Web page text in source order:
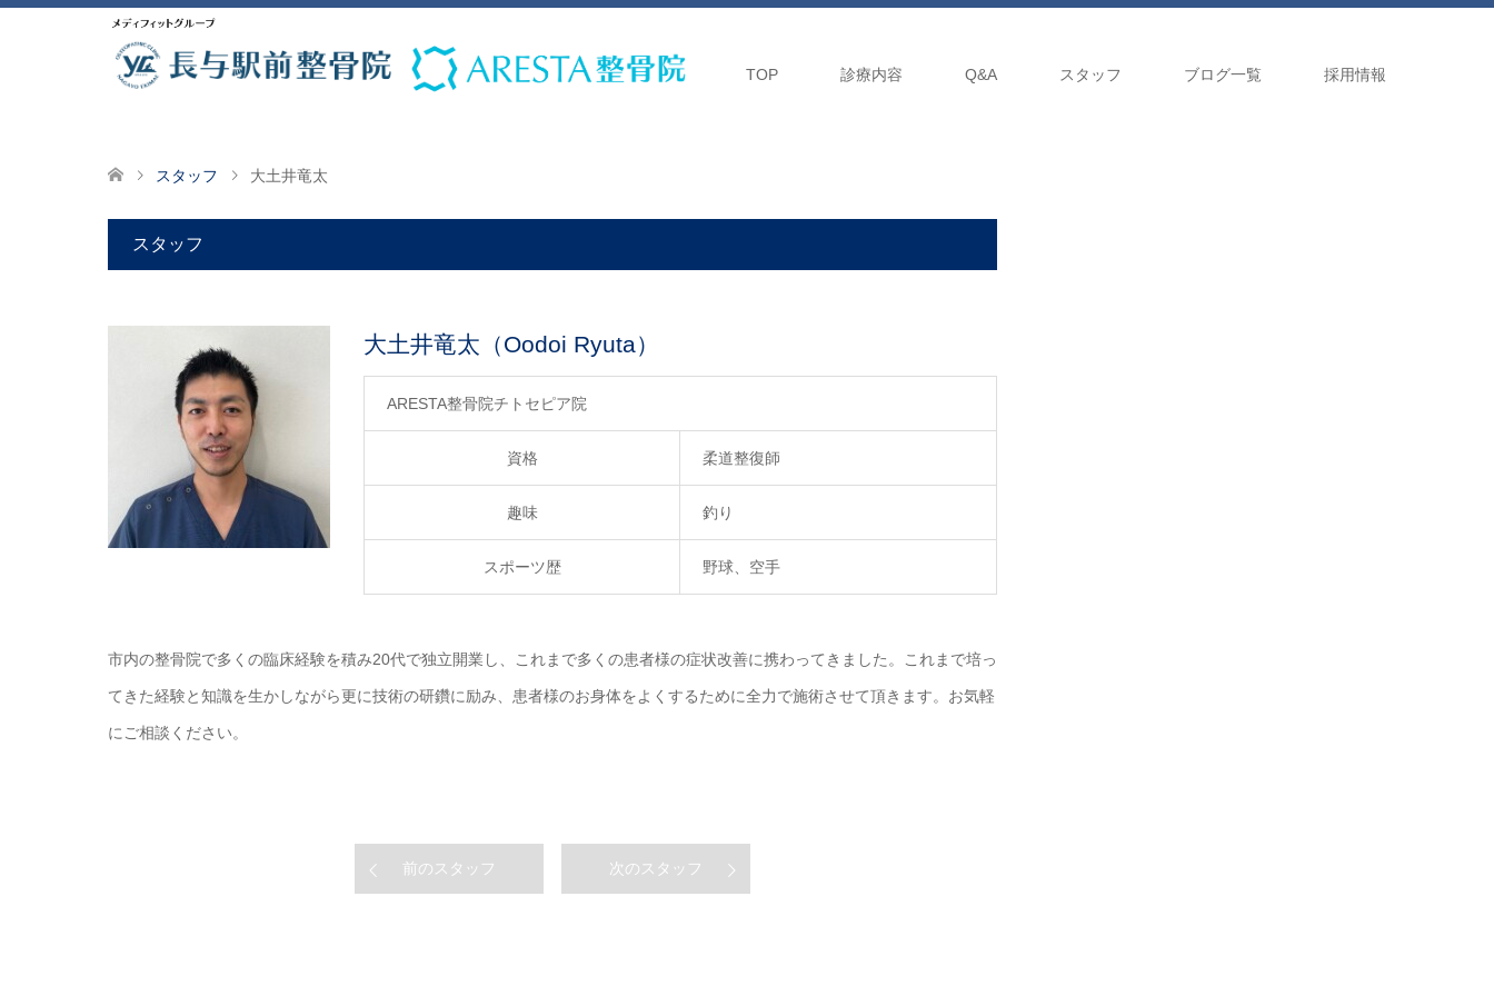
TOP 診療内容 Q&A スタッフ ブログ一覧 採用情報
スタッフ 大土井竜太
スタッフ
大土井竜太（Oodoi Ryuta）
ARESTA整骨院チトセピア院
資格 柔道整復師
趣味 釣り
スポーツ歴 野球、空手
市内の整骨院で多くの臨床経験を積み20代で独立開業し、これまで多くの患者様の症状改善に携わってきました。これまで培っ
てきた経験と知識を生かしながら更に技術の研鑽に励み、患者様のお身体をよくするために全力で施術させて頂きます。お気軽
にご相談ください。
前のスタッフ 次のスタッフ